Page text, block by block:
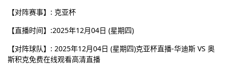
【对阵赛事】: 克亚杯
【直播时间】:2025年12月04日 (星期四)
【对阵球队】: 2025年12月04日 (星期四)克亚杯直播-华迪斯 VS 奥
斯积克免费在线观看高清直播